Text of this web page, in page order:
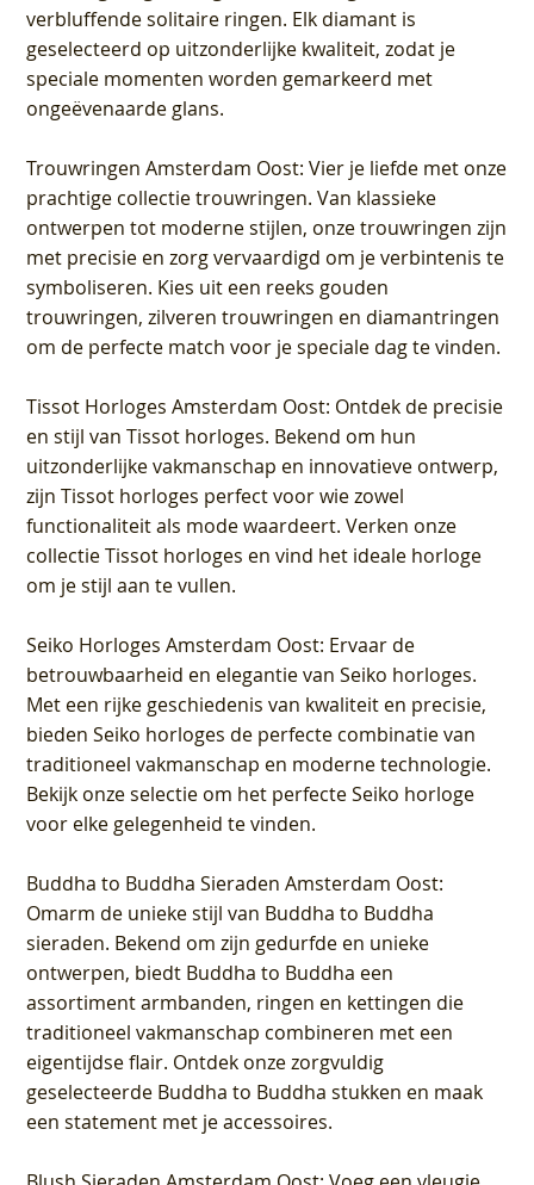
verbluffende solitaire ringen. Elk diamant is
geselecteerd op uitzonderlijke kwaliteit, zodat je
speciale momenten worden gemarkeerd met
ongeëvenaarde glans.
Trouwringen Amsterdam Oost: Vier je liefde met onze
prachtige collectie trouwringen. Van klassieke
ontwerpen tot moderne stijlen, onze trouwringen zijn
met precisie en zorg vervaardigd om je verbintenis te
symboliseren. Kies uit een reeks gouden
trouwringen, zilveren trouwringen en diamantringen
om de perfecte match voor je speciale dag te vinden.
Tissot Horloges Amsterdam Oost: Ontdek de precisie
en stijl van Tissot horloges. Bekend om hun
uitzonderlijke vakmanschap en innovatieve ontwerp,
zijn Tissot horloges perfect voor wie zowel
functionaliteit als mode waardeert. Verken onze
collectie Tissot horloges en vind het ideale horloge
om je stijl aan te vullen.
Seiko Horloges Amsterdam Oost: Ervaar de
betrouwbaarheid en elegantie van Seiko horloges.
Met een rijke geschiedenis van kwaliteit en precisie,
bieden Seiko horloges de perfecte combinatie van
traditioneel vakmanschap en moderne technologie.
Bekijk onze selectie om het perfecte Seiko horloge
voor elke gelegenheid te vinden.
Buddha to Buddha Sieraden Amsterdam Oost:
Omarm de unieke stijl van Buddha to Buddha
sieraden. Bekend om zijn gedurfde en unieke
ontwerpen, biedt Buddha to Buddha een
assortiment armbanden, ringen en kettingen die
traditioneel vakmanschap combineren met een
eigentijdse flair. Ontdek onze zorgvuldig
geselecteerde Buddha to Buddha stukken en maak
een statement met je accessoires.